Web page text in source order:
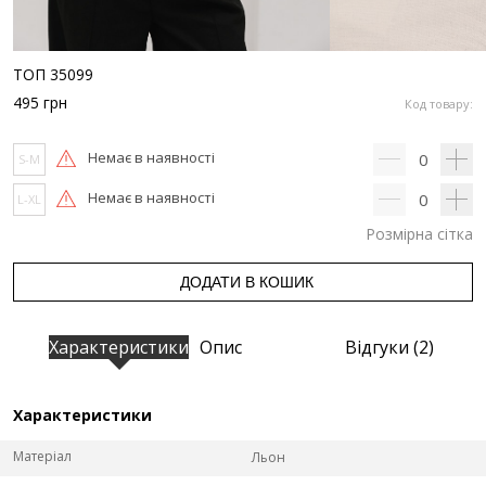
ТОП 35099
Код товару:
495 грн
S-M Немає в наявності 0
L-XL Немає в наявності 0
Розмірна сітка
ДОДАТИ В КОШИК
Характеристики Опис Відгуки (2)
Характеристики
Матеріал
Льон